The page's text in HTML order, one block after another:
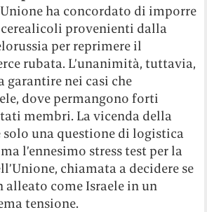
ha concordato di imporre
provenienti dalla
per reprimere il
rubata. L’unanimità, tuttavia,
garantire nei casi che
dove permangono forti
membri. La vicenda della
una questione di logistica
l’ennesimo stress test per la
chiamata a decidere se
alleato come Israele in un
tensione.